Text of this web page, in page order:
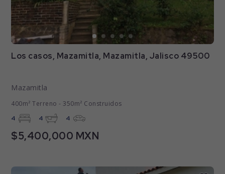
Los casos, Mazamitla, Mazamitla, Jalisco 49500
Mazamitla
400m² Terreno - 350m² Construidos
4 4 4
$5,400,000 MXN